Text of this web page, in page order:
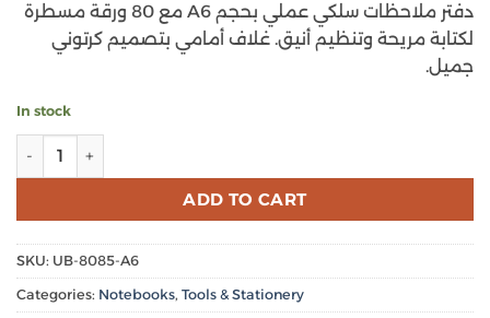
دفتر ملاحظات سلكي عملي بحجم A6 مع 80 ورقة مسطرة
لكتابة مريحة وتنظيم أنيق. غلاف أمامي بتصميم كرتوني
جميل.
In stock
ADD TO CART
SKU: UB-8085-A6
Categories: Notebooks, Tools & Stationery